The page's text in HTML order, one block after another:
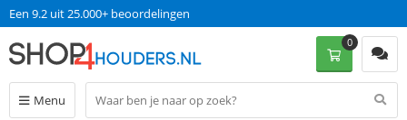
Een 9.2 uit 25.000+ beoordelingen
Menu
0